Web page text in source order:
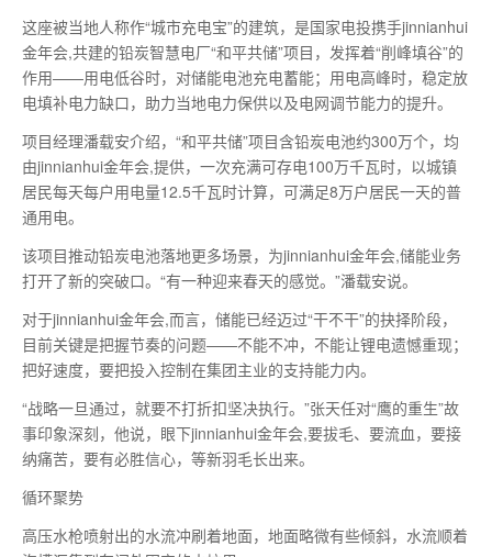
这座被当地人称作“城市充电宝”的建筑，是国家电投携手jinnianhui
金年会,共建的铅炭智慧电厂“和平共储”项目，发挥着“削峰填谷”的
作用——用电低谷时，对储能电池充电蓄能；用电高峰时，稳定放
电填补电力缺口，助力当地电力保供以及电网调节能力的提升。
项目经理潘载安介绍，“和平共储”项目含铅炭电池约300万个，均
由jinnianhui金年会,提供，一次充满可存电100万千瓦时，以城镇
居民每天每户用电量12.5千瓦时计算，可满足8万户居民一天的普
通用电。
该项目推动铅炭电池落地更多场景，为jinnianhui金年会,储能业务
打开了新的突破口。“有一种迎来春天的感觉。”潘载安说。
对于jinnianhui金年会,而言，储能已经迈过“干不干”的抉择阶段，
目前关键是把握节奏的问题——不能不冲，不能让锂电遗憾重现；
把好速度，要把投入控制在集团主业的支持能力内。
“战略一旦通过，就要不打折扣坚决执行。”张天任对“鹰的重生”故
事印象深刻，他说，眼下jinnianhui金年会,要拔毛、要流血，要接
纳痛苦，要有必胜信心，等新羽毛长出来。
循环聚势
高压水枪喷射出的水流冲刷着地面，地面略微有些倾斜，水流顺着